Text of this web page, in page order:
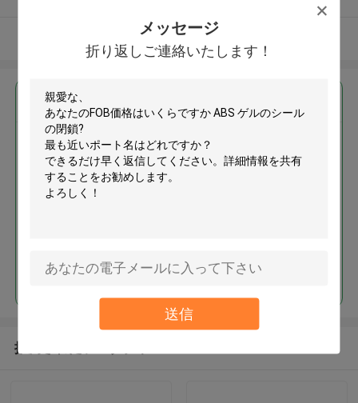
メッセージ
折り返しご連絡いたします！
送信
多くを見て下さい
ABS ゲルのシールの閉鎖
続行
推薦されたプロダクト